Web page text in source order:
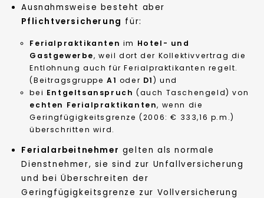
Ausnahmsweise besteht aber
Pflichtversicherung für:
Ferialpraktikanten im Hotel- und
Gastgewerbe, weil dort der Kollektivvertrag die
Entlohnung auch für Ferialpraktikanten regelt.
(Beitragsgruppe A1 oder D1 ) und
bei Entgeltsanspruch (auch Taschengeld) von
echten Ferialpraktikanten, wenn die
Geringfügigkeitsgrenze (2006: € 333,16 p.m.)
überschritten wird.
Ferialarbeitnehmer gelten als normale
Dienstnehmer, sie sind zur Unfallversicherung
und bei Überschreiten der
Geringfügigkeitsgrenze zur Vollversicherung